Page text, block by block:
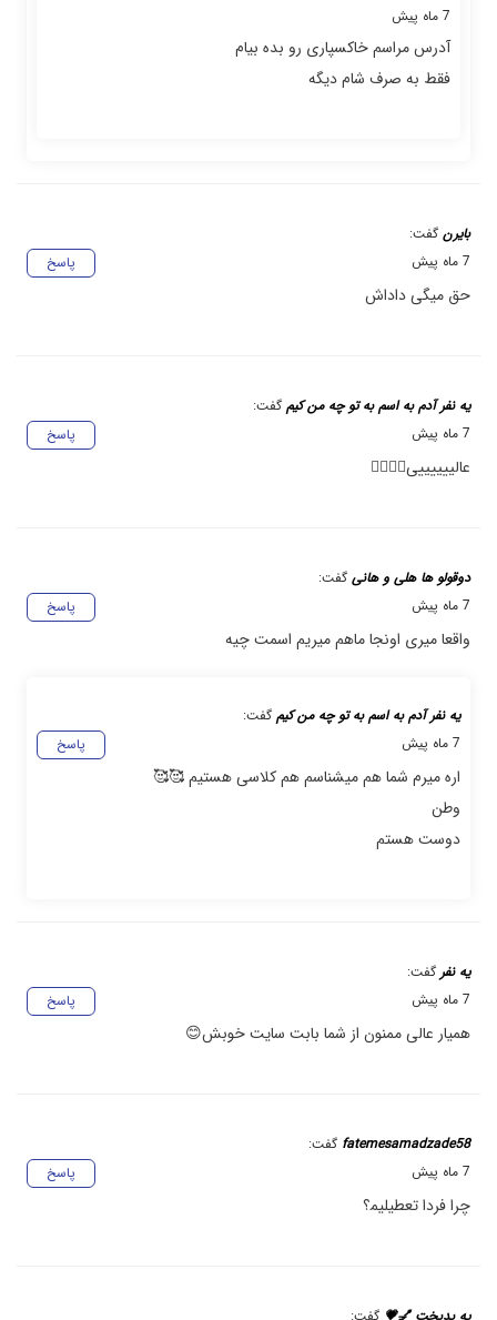
7 ماه پیش
آدرس مراسم خاکسپاری رو بده بیام
فقط به صرف شام دیگه
بایرن گفت:
پاسخ
7 ماه پیش
حق میگی داداش
یه نفر آدم به اسم به تو چه من کیم گفت:
پاسخ
7 ماه پیش
عالییییییی✌🏻✌🏻
دوقولو ها هلی و هانی گفت:
پاسخ
7 ماه پیش
واقعا میری اونجا ماهم میریم اسمت چیه
یه نفر آدم به اسم به تو چه من کیم گفت:
پاسخ
7 ماه پیش
اره میرم شما هم میشناسم هم کلاسی هستیم 🥰🥰
وطن
دوست هستم
یه نفر گفت:
پاسخ
7 ماه پیش
همیار عالی ممنون از شما بابت سایت خوبش😊
fatemesamadzade58 گفت:
پاسخ
7 ماه پیش
چرا فردا تعطیلیم‍؟